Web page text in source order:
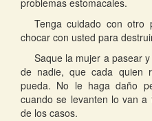
problemas estomacales.
Tenga cuidado con otro
chocar con usted para
Saque la mujer a pasear
de nadie, que cada quien
pueda. No le haga daño
cuando se levanten lo van
de los casos.